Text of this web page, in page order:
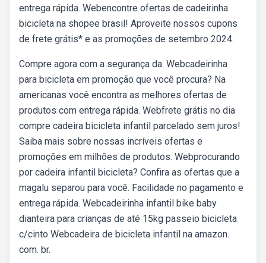
entrega rápida. Webencontre ofertas de cadeirinha
bicicleta na shopee brasil! Aproveite nossos cupons
de frete grátis* e as promoções de setembro 2024.
Compre agora com a segurança da. Webcadeirinha
para bicicleta em promoção que você procura? Na
americanas você encontra as melhores ofertas de
produtos com entrega rápida. Webfrete grátis no dia
compre cadeira bicicleta infantil parcelado sem juros!
Saiba mais sobre nossas incríveis ofertas e
promoções em milhões de produtos. Webprocurando
por cadeira infantil bicicleta? Confira as ofertas que a
magalu separou para você. Facilidade no pagamento e
entrega rápida. Webcadeirinha infantil bike baby
dianteira para crianças de até 15kg passeio bicicleta
c/cinto Webcadeira de bicicleta infantil na amazon.
com. br.